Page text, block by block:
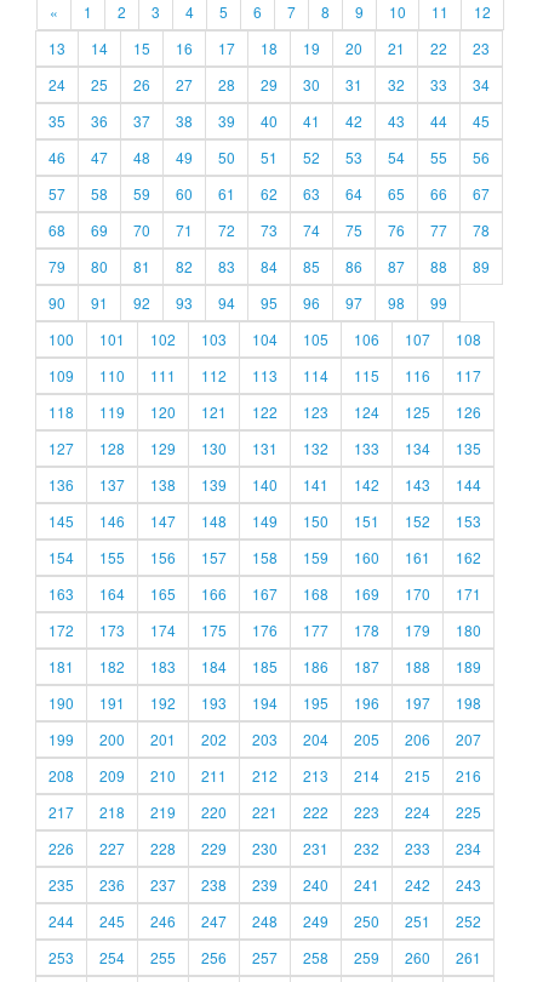
« 1 2 3 4 5 6 7 8 9 10 11
12
13
14 15 16 17 18 19 20 21 22
23
24
25 26 27 28 29 30 31 32 33
34
35
36 37 38 39 40 41 42 43 44
45
46
47 48 49 50 51 52 53 54 55
56
57
58 59 60 61 62 63 64 65 66
67
68
69 70 71 72 73 74 75 76 77
78
79
80 81 82 83 84 85 86 87 88
89
90
91 92 93 94 95 96 97 98
99
100
101 102 103 104 105 106 107
108
109
110 111 112 113 114 115 116
117
118
119 120 121 122 123 124 125
126
127
128 129 130 131 132 133 134
135
136
137 138 139 140 141 142 143
144
145
146 147 148 149 150 151 152
153
154
155 156 157 158 159 160 161
162
163
164 165 166 167 168 169 170
171
172
173 174 175 176 177 178 179
180
181
182 183 184 185 186 187 188
189
190
191 192 193 194 195 196 197
198
199
200 201 202 203 204 205 206
207
208
209 210 211 212 213 214 215
216
217
218 219 220 221 222 223 224
225
226
227 228 229 230 231 232 233
234
235
236 237 238 239 240 241 242
243
244
245 246 247 248 249 250 251
252
253
254 255 256 257 258 259 260 261